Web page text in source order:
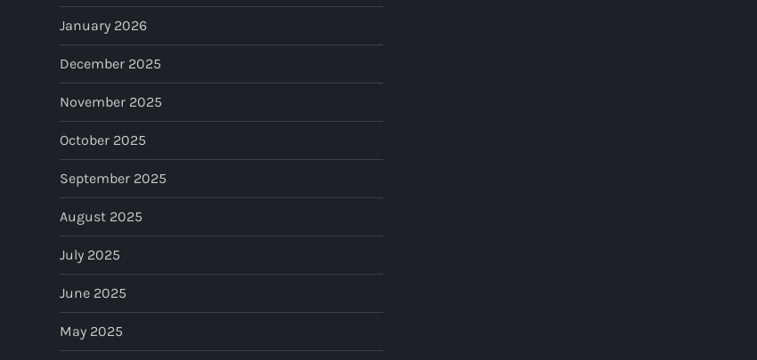
a
t
i
o
n
January 2026
December 2025
November 2025
October 2025
September 2025
August 2025
July 2025
June 2025
May 2025